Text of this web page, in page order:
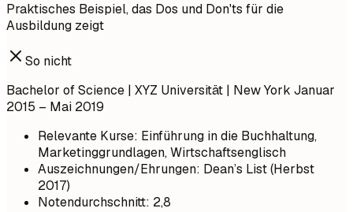
Praktisches Beispiel, das Dos und Don'ts für die
Ausbildung zeigt
So nicht
Bachelor of Science | XYZ Universität | New York Januar
2015 – Mai 2019
Relevante Kurse: Einführung in die Buchhaltung,
Marketinggrundlagen, Wirtschaftsenglisch
Auszeichnungen/Ehrungen: Dean’s List (Herbst
2017)
Notendurchschnitt: 2,8